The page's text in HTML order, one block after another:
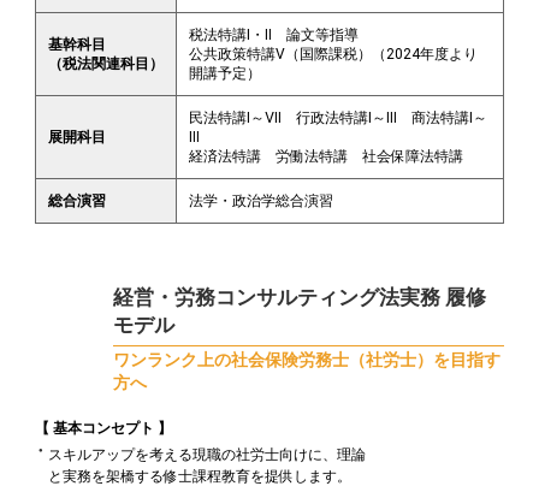
基幹科目
（税法関連科目）
税法特講Ⅰ・Ⅱ 論文等指導
公共政策特講Ⅴ（国際課税）（2024年度より
開講予定）
展開科目
民法特講Ⅰ～Ⅶ 行政法特講Ⅰ～Ⅲ 商法特講Ⅰ～
経済法特講 労働法特講 社会保障法特講
総合演習 法学・政治学総合演習
経営・労務コンサルティング法実務 履修
モデル
ワンランク上の社会保険労務士（社労士）を目指す
方へ
【 基本コンセプト 】
スキルアップを考える現職の社労士向けに、理論
と実務を架橋する修士課程教育を提供します。